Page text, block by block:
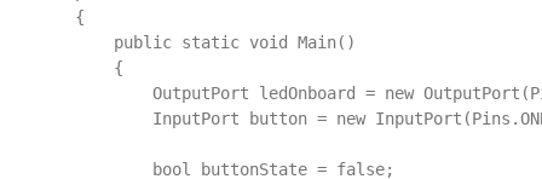
    {
        public static void Main()
        {
OutputPort ledOnboard = new
InputPort button = new
            bool buttonState = false;